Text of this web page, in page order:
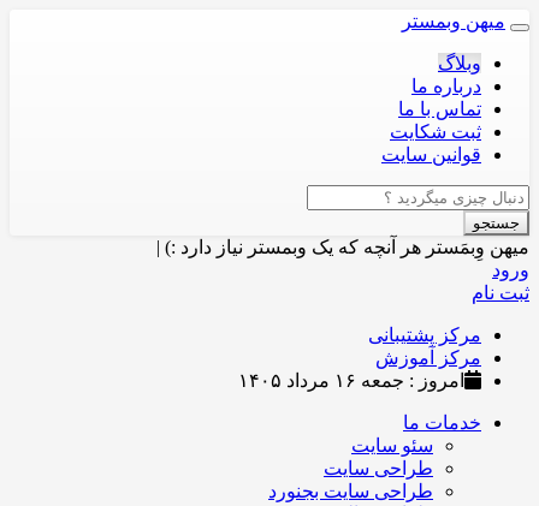
Toggle
navigation
میهن وبمستر
وبلاگ
درباره ما
تماس با ما
ثبت شکایت
قوانین سایت
جستجو
میهن وِبمَستر هر آنچه که یک وبمستر نیاز دارد :) |
ورود
ثبت نام
مرکز پشتیبانی
مرکز آموزش
امروز : جمعه ۱۶ مرداد ۱۴۰۵
خدمات ما
سئو سایت
طراحی سایت
طراحی سایت بجنورد